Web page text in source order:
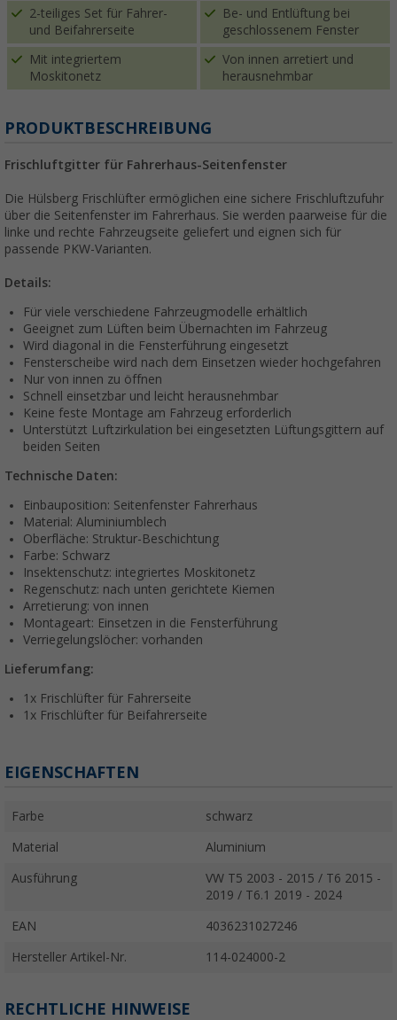
2-teiliges Set für Fahrer-
und Beifahrerseite
Be- und Entlüftung bei
geschlossenem Fenster
Mit integriertem
Moskitonetz
Von innen arretiert und
herausnehmbar
PRODUKTBESCHREIBUNG
Frischluftgitter für Fahrerhaus-Seitenfenster
Die Hülsberg Frischlüfter ermöglichen eine sichere Frischluftzufuhr
über die Seitenfenster im Fahrerhaus. Sie werden paarweise für die
linke und rechte Fahrzeugseite geliefert und eignen sich für
passende PKW-Varianten.
Details:
Für viele verschiedene Fahrzeugmodelle erhältlich
Geeignet zum Lüften beim Übernachten im Fahrzeug
Wird diagonal in die Fensterführung eingesetzt
Fensterscheibe wird nach dem Einsetzen wieder hochgefahren
Nur von innen zu öffnen
Schnell einsetzbar und leicht herausnehmbar
Keine feste Montage am Fahrzeug erforderlich
Unterstützt Luftzirkulation bei eingesetzten Lüftungsgittern auf
beiden Seiten
Technische Daten:
Einbauposition: Seitenfenster Fahrerhaus
Material: Aluminiumblech
Oberfläche: Struktur-Beschichtung
Farbe: Schwarz
Insektenschutz: integriertes Moskitonetz
Regenschutz: nach unten gerichtete Kiemen
Arretierung: von innen
Montageart: Einsetzen in die Fensterführung
Verriegelungslöcher: vorhanden
Lieferumfang:
1x Frischlüfter für Fahrerseite
1x Frischlüfter für Beifahrerseite
EIGENSCHAFTEN
Farbe schwarz
Material Aluminium
Ausführung
VW T5 2003 - 2015 / T6 2015 -
2019 / T6.1 2019 - 2024
EAN 4036231027246
Hersteller Artikel-Nr. 114-024000-2
RECHTLICHE HINWEISE